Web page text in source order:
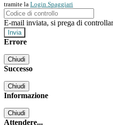
tramite la Login Spaggiari
E-mail inviata, si prega di
Errore
Chiudi
Successo
Chiudi
Informazione
Chiudi
Attendere...